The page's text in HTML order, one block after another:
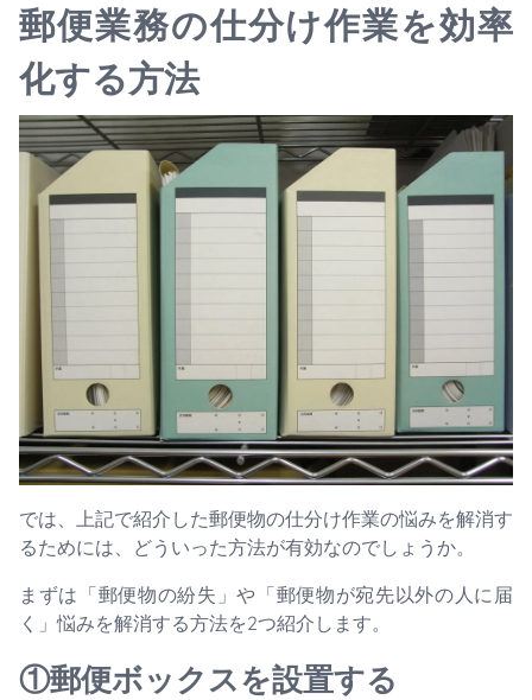
郵便業務の仕分け作業を効率
化する方法
では、上記で紹介した郵便物の仕分け作業の悩みを解消す
るためには、どういった方法が有効なのでしょうか。
まずは「郵便物の紛失」や「郵便物が宛先以外の人に届
く」悩みを解消する方法を2つ紹介します。
①郵便ボックスを設置する